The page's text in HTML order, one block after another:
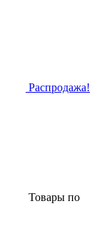
Распродажа!
Товары по